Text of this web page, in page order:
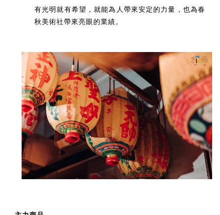
有光明就有希望，就能為人帶來安定的力量，也為春
秋美術社帶來亮眼的業績。